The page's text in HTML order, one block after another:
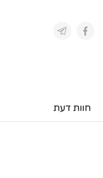
חוות דעת